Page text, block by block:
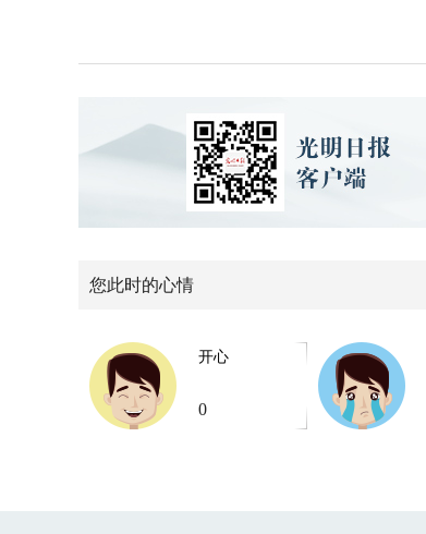
您此时的心情
开心
0